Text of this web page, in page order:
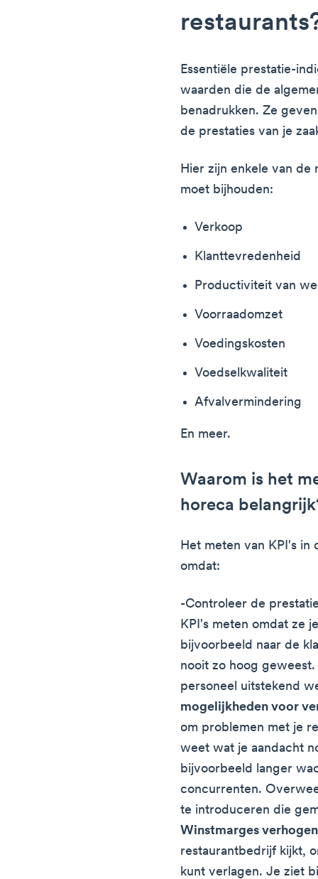
Essentiële prestatie-
waarden die de
benadrukken. Ze
de prestaties van je
Hier zijn enkele van de
moet bijhouden:
Verkoop
Klanttevredenheid
Productiviteit van
Voorraadomzet
Voedingskosten
Voedselkwaliteit
Afvalvermindering
En meer.
Waarom is het
horeca
Het meten van KPI's in
omdat:
-Controleer de
KPI's meten omdat ze
bijvoorbeeld naar de
nooit zo hoog
personeel uitstekend
mogelijkheden voor
om problemen met je
weet wat je aandacht
bijvoorbeeld langer
concurrenten.
te introduceren die
Winstmarges verhogen
restaurantbedrijf kijkt,
kunt verlagen. Je ziet